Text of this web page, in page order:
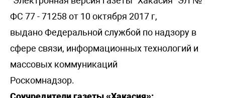
ФС 77 - 71258 от 10 октября 2017 г,
выдано Федеральной службой по надзору в
сфере связи, информационных технологий и
массовых коммуникаций
Роскомнадзор.